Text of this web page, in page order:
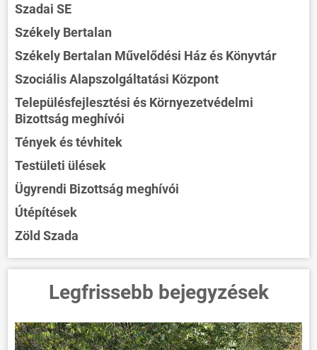
Szadai SE
Székely Bertalan
Székely Bertalan Művelődési Ház és Könyvtár
Szociális Alapszolgáltatási Központ
Településfejlesztési és Környezetvédelmi
Bizottság meghívói
Tények és tévhitek
Testületi ülések
Ügyrendi Bizottság meghívói
Útépítések
Zöld Szada
Legfrissebb bejegyzések